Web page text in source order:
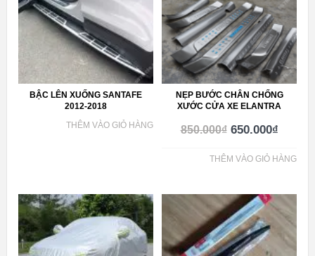
BẬC LÊN XUỐNG SANTAFE
2012-2018
THÊM VÀO GIỎ HÀNG
NẸP BƯỚC CHÂN CHỐNG
XƯỚC CỬA XE ELANTRA
850.000₫ 650.000₫
THÊM VÀO GIỎ HÀNG